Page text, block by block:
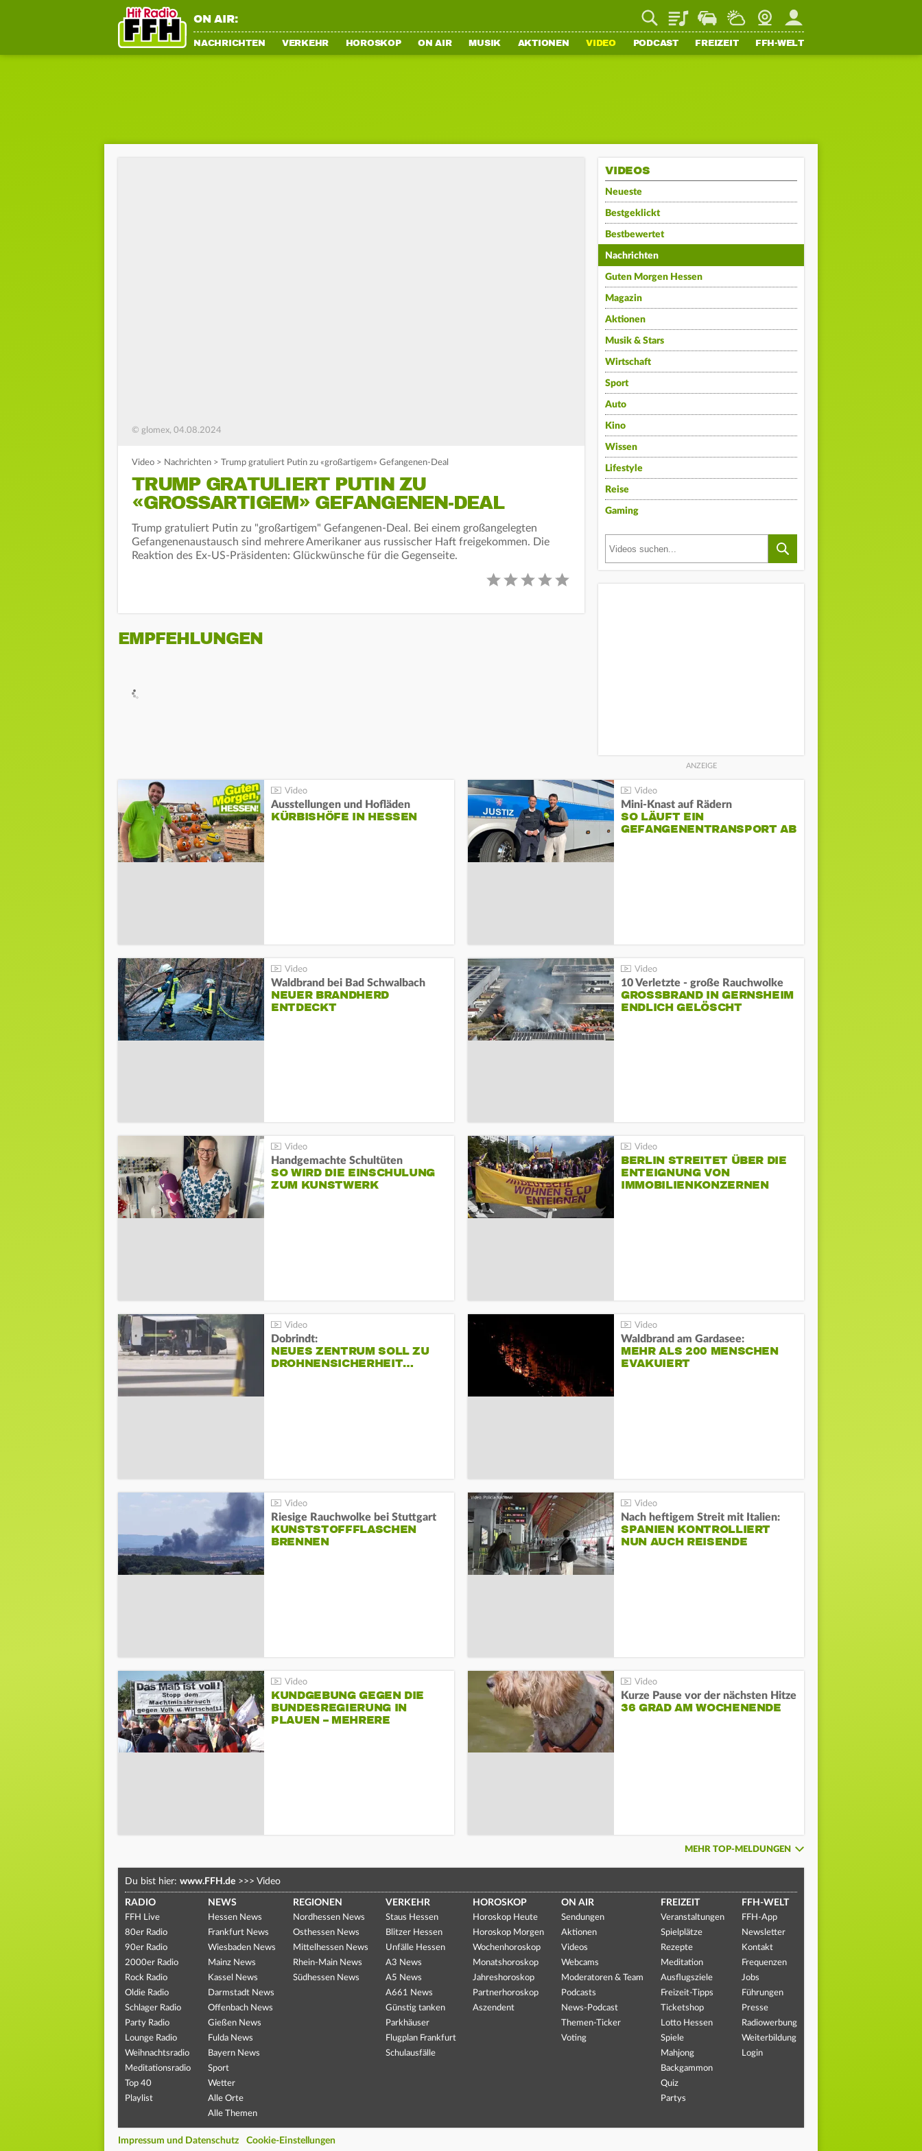
ON AIR: PlaylistStaupilotWetterWebcamMein FFH
NACHRICHTEN VERKEHR HOROSKOP ON AIR MUSIK AKTIONEN VIDEO PODCAST FREIZEIT FFH-WELT
© glomex, 04.08.2024
Video > Nachrichten > Trump gratuliert Putin zu «großartigem» Gefangenen-Deal
TRUMP GRATULIERT PUTIN ZU
«GROSSARTIGEM» GEFANGENEN-DEAL
Trump gratuliert Putin zu "großartigem" Gefangenen-Deal. Bei einem großangelegten
Gefangenenaustausch sind mehrere Amerikaner aus russischer Haft freigekommen. Die
Reaktion des Ex-US-Präsidenten: Glückwünsche für die Gegenseite.
EMPFEHLUNGEN
VIDEOS
Neueste
Bestgeklickt
Bestbewertet
Nachrichten
Guten Morgen Hessen
Magazin
Aktionen
Musik & Stars
Wirtschaft
Sport
Auto
Kino
Wissen
Lifestyle
Reise
Gaming
Ausstellungen und Hofläden
KÜRBISHÖFE IN HESSEN
Mini-Knast auf Rädern
SO LÄUFT EIN
GEFANGENENTRANSPORT AB
Waldbrand bei Bad Schwalbach
NEUER BRANDHERD
ENTDECKT
10 Verletzte - große Rauchwolke
GROSSBRAND IN GERNSHEIM E
NDLICH GELÖSCHT
Handgemachte Schultüten
SO WIRD DIE EINSCHULUNG
ZUM KUNSTWERK
BERLIN STREITET ÜBER DIE
ENTEIGNUNG VON
IMMOBILIENKONZERNEN
Dobrindt:
NEUES ZENTRUM SOLL ZU
DROHNENSICHERHEIT…
Waldbrand am Gardasee:
MEHR ALS 200 MENSCHEN
EVAKUIERT
Riesige Rauchwolke bei Stuttgart
KUNSTSTOFFFLASCHEN
BRENNEN
Nach heftigem Streit mit Italien:
SPANIEN KONTROLLIERT
NUN AUCH REISENDE
KUNDGEBUNG GEGEN DIE
BUNDESREGIERUNG IN
PLAUEN – MEHRERE
Kurze Pause vor der nächsten Hitze
36 GRAD AM WOCHENENDE
MEHR TOP-MELDUNGEN
Du bist hier: www.FFH.de >>> Video
RADIO
FFH Live
80er Radio
90er Radio
2000er Radio
Rock Radio
Oldie Radio
Schlager Radio
Party Radio
Lounge Radio
Weihnachtsradio
Meditationsradio
Top 40
Playlist
NEWS
Hessen News
Frankfurt News
Wiesbaden News
Mainz News
Kassel News
Darmstadt News
Offenbach News
Gießen News
Fulda News
Bayern News
Sport
Wetter
Alle Orte
Alle Themen
REGIONEN
Nordhessen News
Osthessen News
Mittelhessen News
Rhein-Main News
Südhessen News
VERKEHR
Staus Hessen
Blitzer Hessen
Unfälle Hessen
A3 News
A5 News
A661 News
Günstig tanken
Parkhäuser
Flugplan Frankfurt
Schulausfälle
HOROSKOP
Horoskop Heute
Horoskop Morgen
Wochenhoroskop
Monatshoroskop
Jahreshoroskop
Partnerhoroskop
Aszendent
ON AIR
Sendungen
Aktionen
Videos
Webcams
Moderatoren & Team
Podcasts
News-Podcast
Themen-Ticker
Voting
FREIZEIT
Veranstaltungen
Spielplätze
Rezepte
Meditation
Ausflugsziele
Freizeit-Tipps
Ticketshop
Lotto Hessen
Spiele
Mahjong
Backgammon
Quiz
Partys
FFH-WELT
FFH-App
Newsletter
Kontakt
Frequenzen
Jobs
Führungen
Presse
Radiowerbung
Weiterbildung
Login
Impressum und Datenschutz Cookie-Einstellungen